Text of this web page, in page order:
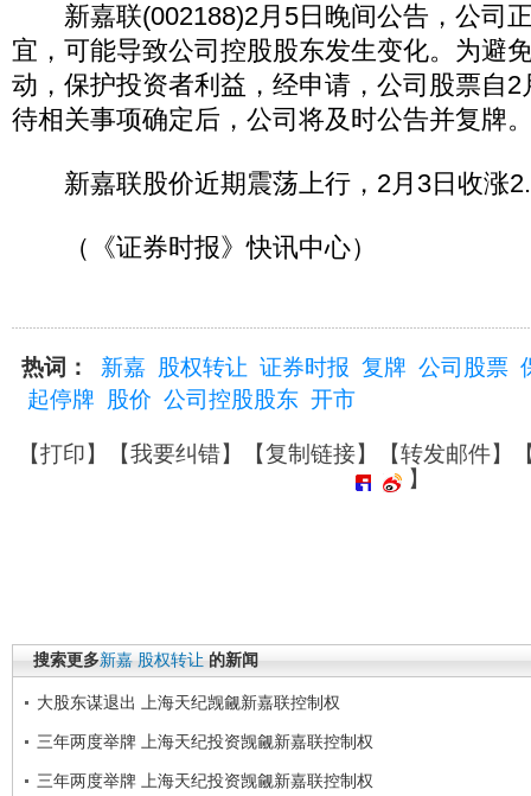
新嘉联(002188)2月5日晚间公告，公司
宜，可能导致公司控股股东发生变化。为避
动，保护投资者利益，经申请，公司股票自
待相关事项确定后，公司将及时公告并复牌
新嘉联股价近期震荡上行，2月3日收涨
（《证券时报》快讯中心）
热词： 新嘉 股权转让 证券时报 复牌 公司股票
起停牌
股价 公司控股股东 开市
【打印】【我要纠错】【复制链接】【转发邮件】
】
搜索更多新嘉 股权转让 的新闻
大股东谋退出 上海天纪觊觎新嘉联控制权
三年两度举牌 上海天纪投资觊觎新嘉联控制权
三年两度举牌 上海天纪投资觊觎新嘉联控制权